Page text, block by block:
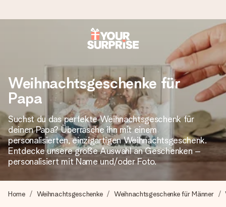
Heute bestellt, in 1 Werktag verschickt
Wir bereiten dein Geschenk sorgfältig vor und schicken es
blitzschnell – damit du es genau zum richtigen Zeitpunkt
überreichen kannst, wenn es am meisten zählt.
4,8 (basierend auf +15.000 Bewertungen)
Unsere Geschenke begeistern. Kunden bewerten uns mit
4,8 bei Google Reviews (Gesamtergebnis aller Länder, in
Weihnachtsgeschenke für
Papa
Suchst du das perfekte Weihnachtsgeschenk für
deinen Papa? Überrasche ihn mit einem
personalisierten, einzigartigen Weihnachtsgeschenk.
Entdecke unsere große Auswahl an Geschenken –
personalisiert mit Name und/oder Foto.
Home Weihnachtsgeschenke Weihnachtsgeschenke für Männer